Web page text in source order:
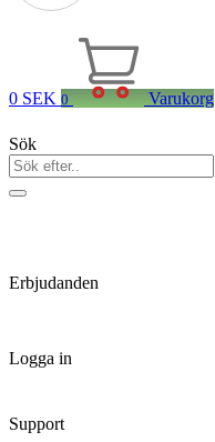
0 SEK 0 Varukorg
Sök
Erbjudanden
Logga in
Support